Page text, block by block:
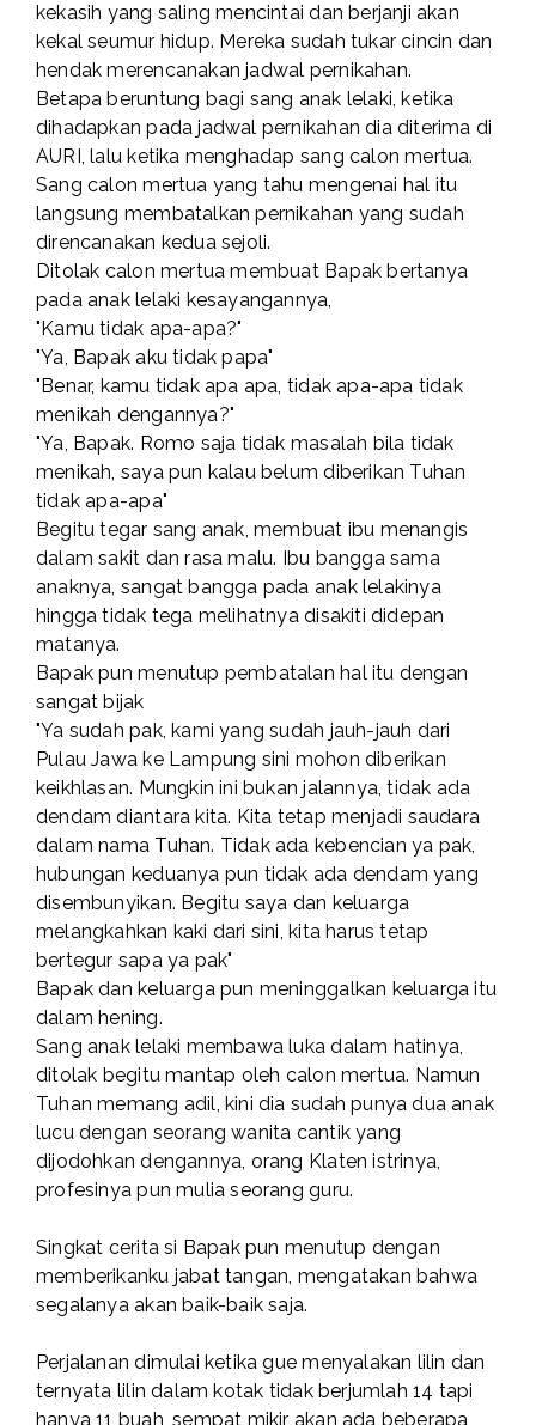
kekasih yang saling mencintai dan berjanji akan
kekal seumur hidup. Mereka sudah tukar cincin dan
hendak merencanakan jadwal pernikahan.
Betapa beruntung bagi sang anak lelaki, ketika
dihadapkan pada jadwal pernikahan dia diterima di
AURI, lalu ketika menghadap sang calon mertua.
Sang calon mertua yang tahu mengenai hal itu
langsung membatalkan pernikahan yang sudah
direncanakan kedua sejoli.
Ditolak calon mertua membuat Bapak bertanya
pada anak lelaki kesayangannya,
"Kamu tidak apa-apa?"
"Ya, Bapak aku tidak papa"
"Benar, kamu tidak apa apa, tidak apa-apa tidak
menikah dengannya?"
"Ya, Bapak. Romo saja tidak masalah bila tidak
menikah, saya pun kalau belum diberikan Tuhan
tidak apa-apa"
Begitu tegar sang anak, membuat ibu menangis
dalam sakit dan rasa malu. Ibu bangga sama
anaknya, sangat bangga pada anak lelakinya
hingga tidak tega melihatnya disakiti didepan
matanya.
Bapak pun menutup pembatalan hal itu dengan
sangat bijak
"Ya sudah pak, kami yang sudah jauh-jauh dari
Pulau Jawa ke Lampung sini mohon diberikan
keikhlasan. Mungkin ini bukan jalannya, tidak ada
dendam diantara kita. Kita tetap menjadi saudara
dalam nama Tuhan. Tidak ada kebencian ya pak,
hubungan keduanya pun tidak ada dendam yang
disembunyikan. Begitu saya dan keluarga
melangkahkan kaki dari sini, kita harus tetap
bertegur sapa ya pak"
Bapak dan keluarga pun meninggalkan keluarga itu
dalam hening.
Sang anak lelaki membawa luka dalam hatinya,
ditolak begitu mantap oleh calon mertua. Namun
Tuhan memang adil, kini dia sudah punya dua anak
lucu dengan seorang wanita cantik yang
dijodohkan dengannya, orang Klaten istrinya,
profesinya pun mulia seorang guru.
Singkat cerita si Bapak pun menutup dengan
memberikanku jabat tangan, mengatakan bahwa
segalanya akan baik-baik saja.
Perjalanan dimulai ketika gue menyalakan lilin dan
ternyata lilin dalam kotak tidak berjumlah 14 tapi
hanya 11 buah, sempat mikir akan ada beberapa